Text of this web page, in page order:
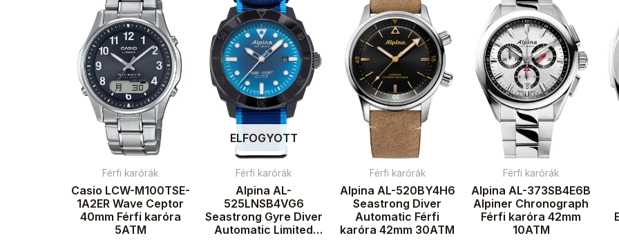
Férfi karórák
Casio LCW-M100TSE-
1A2ER Wave Ceptor
40mm Férfi karóra
5ATM
ELFOGYOTT
Férfi karórák
Alpina AL-
525LNSB4VG6
Seastrong Gyre Diver
Automatic Limited
Férfi karórák
Alpina AL-520BY4H6
Seastrong Diver
Automatic Férfi
karóra 42mm 30ATM
Férfi karórák
Alpina AL-373SB4E6B
Alpiner Chronograph
Férfi karóra 42mm
10ATM